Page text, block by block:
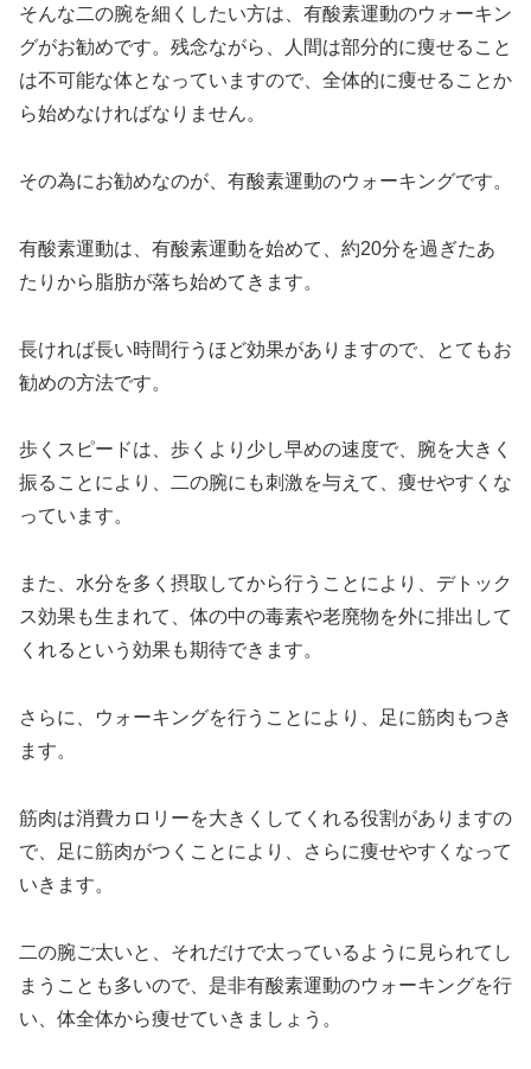
そんな二の腕を細くしたい方は、有酸素運動のウォーキン
グがお勧めです。残念ながら、人間は部分的に痩せること
は不可能な体となっていますので、全体的に痩せることか
ら始めなければなりません。
その為にお勧めなのが、有酸素運動のウォーキングです。
有酸素運動は、有酸素運動を始めて、約20分を過ぎたあ
たりから脂肪が落ち始めてきます。
長ければ長い時間行うほど効果がありますので、とてもお
勧めの方法です。
歩くスピードは、歩くより少し早めの速度で、腕を大きく
振ることにより、二の腕にも刺激を与えて、痩せやすくな
っています。
また、水分を多く摂取してから行うことにより、デトック
ス効果も生まれて、体の中の毒素や老廃物を外に排出して
くれるという効果も期待できます。
さらに、ウォーキングを行うことにより、足に筋肉もつき
ます。
筋肉は消費カロリーを大きくしてくれる役割がありますの
で、足に筋肉がつくことにより、さらに痩せやすくなって
いきます。
二の腕ご太いと、それだけで太っているように見られてし
まうことも多いので、是非有酸素運動のウォーキングを行
い、体全体から痩せていきましょう。